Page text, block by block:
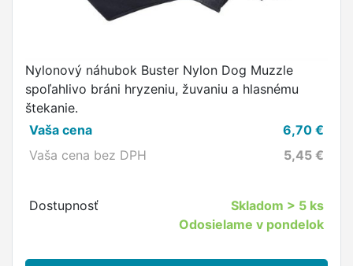
Nylonový náhubok Buster Nylon Dog Muzzle
spoľahlivo bráni hryzeniu, žuvaniu a hlasnému
štekanie.
Vaša cena
6,70 €
Vaša cena bez DPH
5,45 €
Dostupnosť Skladom > 5 ks
Odosielame v pondelok